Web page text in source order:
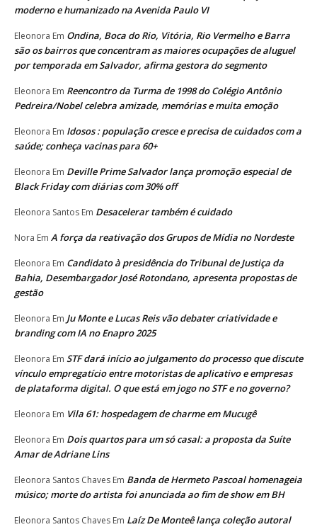
moderno e humanizado na Avenida Paulo VI
Eleonora Em Ondina, Boca do Rio, Vitória, Rio Vermelho e Barra
são os bairros que concentram as maiores ocupações de aluguel
por temporada em Salvador, afirma gestora do segmento
Eleonora Em Reencontro da Turma de 1998 do Colégio Antônio
Pedreira/Nobel celebra amizade, memórias e muita emoção
Eleonora Em Idosos : população cresce e precisa de cuidados com a
saúde; conheça vacinas para 60+
Eleonora Em Deville Prime Salvador lança promoção especial de
Black Friday com diárias com 30% off
Eleonora Santos Em Desacelerar também é cuidado
Nora Em A força da reativação dos Grupos de Mídia no Nordeste
Eleonora Em Candidato à presidência do Tribunal de Justiça da
Bahia, Desembargador José Rotondano, apresenta propostas de
gestão
Eleonora Em Ju Monte e Lucas Reis vão debater criatividade e
branding com IA no Enapro 2025
Eleonora Em STF dará início ao julgamento do processo que discute
vínculo empregatício entre motoristas de aplicativo e empresas
de plataforma digital. O que está em jogo no STF e no governo?
Eleonora Em Vila 61: hospedagem de charme em Mucugê
Eleonora Em Dois quartos para um só casal: a proposta da Suíte
Amar de Adriane Lins
Eleonora Santos Chaves Em Banda de Hermeto Pascoal homenageia
músico; morte do artista foi anunciada ao fim de show em BH
Eleonora Santos Chaves Em Laíz De Monteê lança coleção autoral